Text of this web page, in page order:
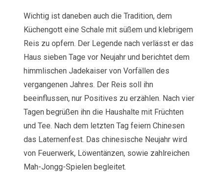
Wichtig ist daneben auch die Tradition, dem
Küchengott eine Schale mit süßem und klebrigem
Reis zu opfern. Der Legende nach verlässt er das
Haus sieben Tage vor Neujahr und berichtet dem
himmlischen Jadekaiser von Vorfällen des
vergangenen Jahres. Der Reis soll ihn
beeinflussen, nur Positives zu erzählen. Nach vier
Tagen begrüßen ihn die Haushalte mit Früchten
und Tee. Nach dem letzten Tag feiern Chinesen
das Laternenfest. Das chinesische Neujahr wird
von Feuerwerk, Löwentänzen, sowie zahlreichen
Mah-Jongg-Spielen begleitet.